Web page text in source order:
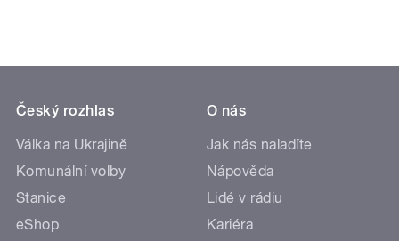
Český rozhlas
Válka na Ukrajině
Komunální volby
Stanice
eShop
O nás
Jak nás naladíte
Nápověda
Lidé v rádiu
Kariéra